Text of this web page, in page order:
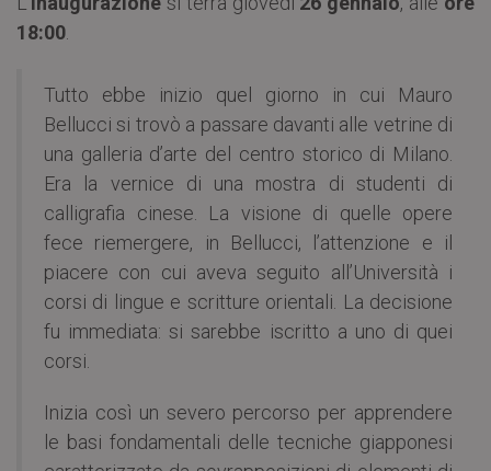
18:00
Tutto ebbe inizio quel giorno in cui Mauro
Bellucci si trovò a passare davanti alle vetrine di
una galleria d’arte del centro storico di Milano.
Era la vernice di una mostra di studenti di
calligrafia cinese. La visione di quelle opere
fece riemergere, in Bellucci, l’attenzione e il
piacere con cui aveva seguito all’Università i
corsi di lingue e scritture orientali. La decisione
fu immediata: si sarebbe iscritto a uno di quei
corsi.
Inizia così un severo percorso per apprendere
le basi fondamentali delle tecniche giapponesi